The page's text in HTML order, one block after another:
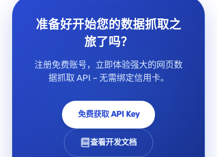
准备好开始您的数据抓取之
旅了吗？
注册免费账号，立即体验强大的网页数
据抓取 API – 无需绑定信用卡。
免费获取 API Key
查看开发文档